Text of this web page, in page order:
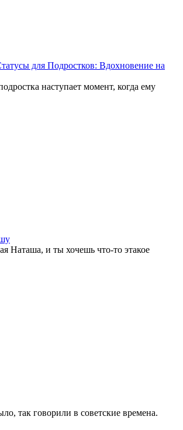
для Подростков: Вдохновение на
наступает момент, когда ему
Наташа, и ты хочешь что-то этакое
так говорили в советские времена.